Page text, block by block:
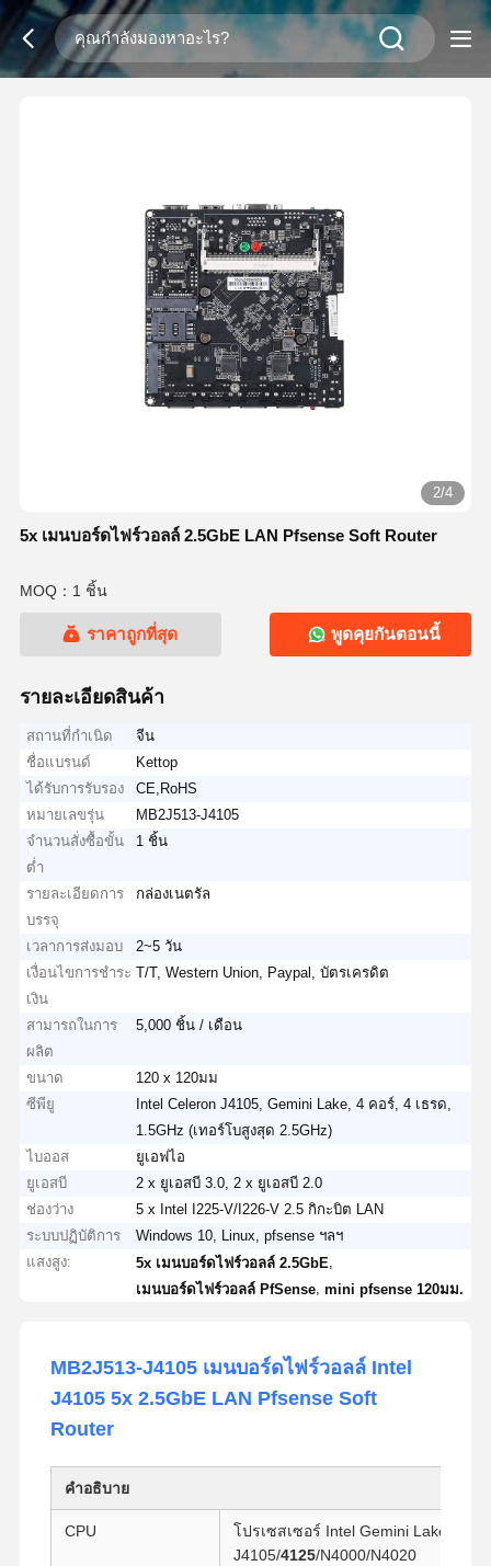
2/4
5x เมนบอร์ดไฟร์วอลล์ 2.5GbE LAN Pfsense Soft Router
MOQ：1 ชิ้น
ราคาถูกที่สุด พูดคุยกันตอนนี้
รายละเอียดสินค้า
สถานที่กำเนิด
จีน
ชื่อแบรนด์
Kettop
ได้รับการรับรอง
CE,RoHS
หมายเลขรุ่น
MB2J513-J4105
จำนวนสั่งซื้อขั้น
ต่ำ
1 ชิ้น
รายละเอียดการ
บรรจุ
กล่องเนตรัล
เวลาการส่งมอบ
2~5 วัน
เงื่อนไขการชำระ
เงิน
T/T, Western Union, Paypal, บัตรเครดิต
สามารถในการ
ผลิต
5,000 ชิ้น / เดือน
ขนาด
120 x 120มม
ซีพียู
Intel Celeron J4105, Gemini Lake, 4 คอร์, 4 เธรด,
1.5GHz (เทอร์โบสูงสุด 2.5GHz)
ไบออส
ยูเอฟไอ
ยูเอสบี
2 x ยูเอสบี 3.0, 2 x ยูเอสบี 2.0
ช่องว่าง
5 x Intel I225-V/I226-V 2.5 กิกะบิต LAN
ระบบปฏิบัติการ
Windows 10, Linux, pfsense ฯลฯ
แสงสูง:
5x เมนบอร์ดไฟร์วอลล์ 2.5GbE
เมนบอร์ดไฟร์วอลล์ PfSense ,mini pfsense 120มม.
MB2J513-J4105 เมนบอร์ดไฟร์วอลล์ Intel
J4105 5x 2.5GbE LAN Pfsense Soft
Router
คำอธิบาย
CPU
โปรเซสเซอร์ Intel Gemini Lake,
J4105/4125/N4000/N4020